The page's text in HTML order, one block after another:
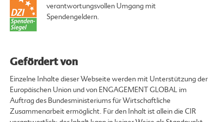
verantwortungsvollen Umgang mit
Spendengeldern.
Gefördert von
Einzelne Inhalte dieser Webseite werden mit Unterstützung der
Europäischen Union und von ENGAGEMENT GLOBAL im
Auftrag des Bundesministeriums für Wirtschaftliche
Zusammenarbeit ermöglicht. Für den Inhalt ist allein die CIR